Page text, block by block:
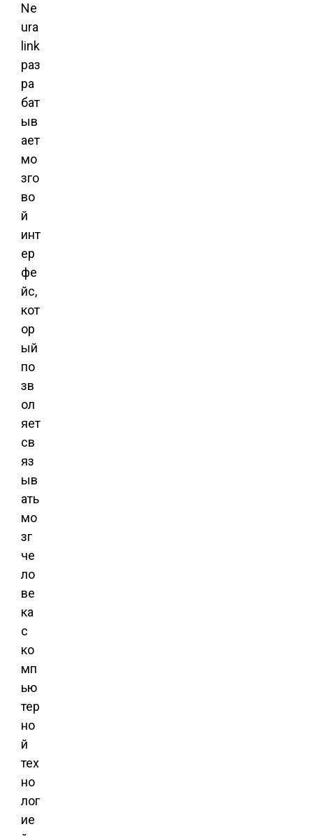
Ne
ura
link
раз
ра
бат
ыв
ает
мо
зго
во
й
инт
ер
фе
йс,
кот
ор
ый
по
зв
ол
яет
св
яз
ыв
ать
мо
зг
че
ло
ве
ка
с
ко
мп
ью
тер
но
й
тех
но
лог
ие